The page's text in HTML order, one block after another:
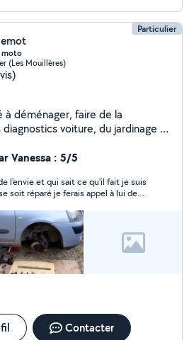
Particulier
moto
(Les Mouillères)
à déménager, faire de la
voiture, du jardinage et
Vanessa : 5/5
l'envie et qui sait ce qu'il fait je suis
soit réparé je ferais appel à lui de
Contacter